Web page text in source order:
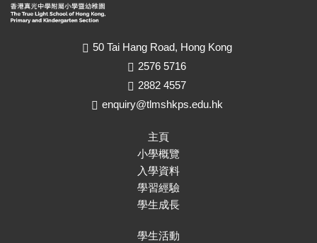
50 Tai Hang Road, Hong Kong
2576 5716
2882 4557
enquiry@tlmshkps.edu.hk
主頁
小學概覽
入學資料
學習經驗
學生成長
學生活動